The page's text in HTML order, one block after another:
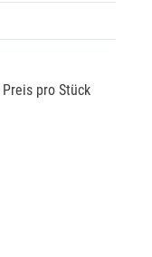
Preis pro Stück